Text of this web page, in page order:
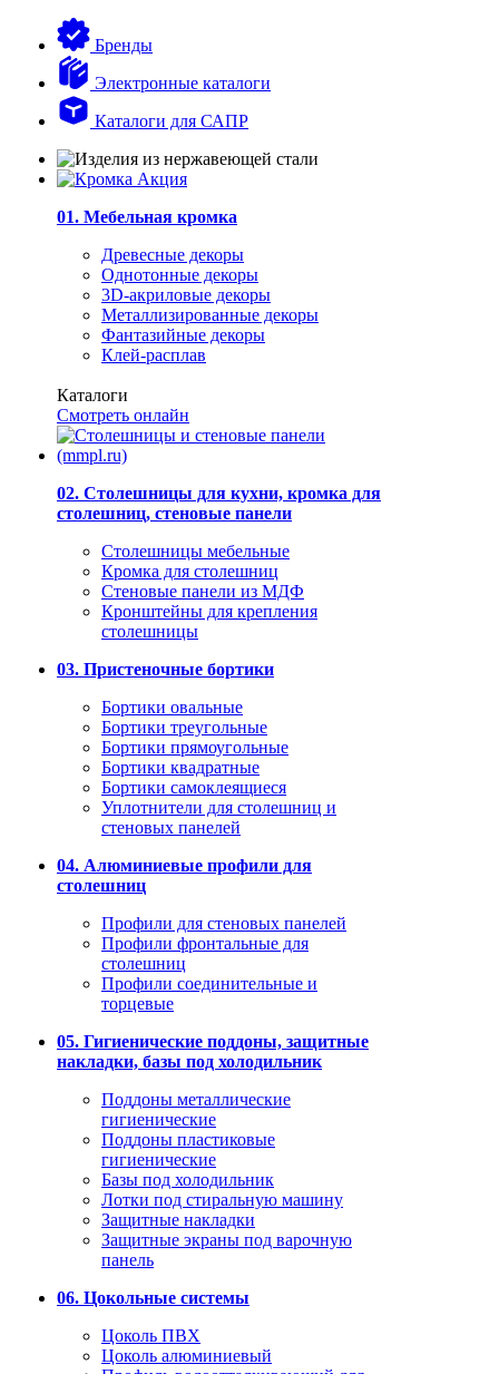
Бренды
Электронные каталоги
Каталоги для САПР
01. Мебельная кромка
Древесные декоры
Однотонные декоры
3D-акриловые декоры
Металлизированные декоры
Фантазийные декоры
Клей-расплав
Каталоги
Смотреть онлайн
02. Столешницы для кухни, кромка для
столешниц, стеновые панели
Столешницы мебельные
Кромка для столешниц
Стеновые панели из МДФ
Кронштейны для крепления
столешницы
03. Пристеночные бортики
Бортики овальные
Бортики треугольные
Бортики прямоугольные
Бортики квадратные
Бортики самоклеящиеся
Уплотнители для столешниц и
стеновых панелей
04. Алюминиевые профили для
столешниц
Профили для стеновых панелей
Профили фронтальные для
столешниц
Профили соединительные и
торцевые
05. Гигиенические поддоны, защитные
накладки, базы под холодильник
Поддоны металлические
гигиенические
Поддоны пластиковые
гигиенические
Базы под холодильник
Лотки под стиральную машину
Защитные накладки
Защитные экраны под варочную
панель
06. Цокольные системы
Цоколь ПВХ
Цоколь алюминиевый